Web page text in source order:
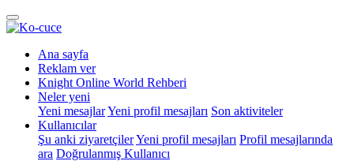
Ana sayfa
Reklam ver
Knight Online World Rehberi
Neler yeni
Yeni mesajlarYeni profil mesajları Son aktiviteler
Kullanıcılar
Şu anki ziyaretçilerYeni profil mesajları Profil mesajlarında
ara Doğrulanmış Kullanıcı